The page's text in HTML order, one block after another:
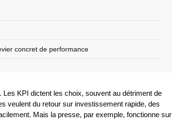
concret de performance
KPI dictent les choix, souvent au détriment de
veulent du retour sur investissement rapide, des
Mais la presse, par exemple, fonctionne sur